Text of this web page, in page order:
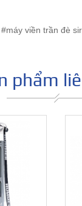
viền trần đè
phẩm